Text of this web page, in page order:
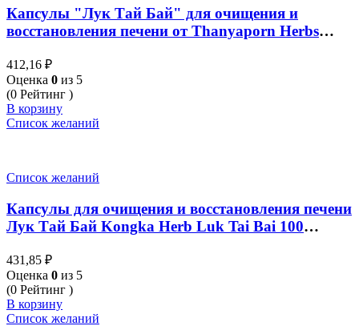
Капсулы "Лук Тай Бай" для очищения и
восстановления печени от Thanyaporn Herbs
412,16 ₽
Оценка 0 из 5
(0 Рейтинг )
В корзину
Список желаний
Список желаний
Капсулы для очищения и восстановления печени
Лук Тай Бай Kongka Herb Luk Tai Bai 100
431,85 ₽
Оценка 0 из 5
(0 Рейтинг )
В корзину
Список желаний